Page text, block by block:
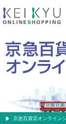
京急百貨店オンライン